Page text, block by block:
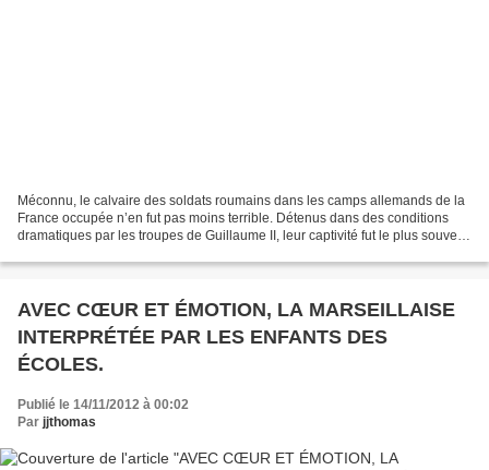
Méconnu, le calvaire des soldats roumains dans les camps allemands de la
France occupée n’en fut pas moins terrible. Détenus dans des conditions
dramatiques par les troupes de Guillaume II, leur captivité fut le plus souvent
AVEC CŒUR ET ÉMOTION, LA MARSEILLAISE
INTERPRÉTÉE PAR LES ENFANTS DES
ÉCOLES.
Publié le 14/11/2012 à 00:02
Par jjthomas